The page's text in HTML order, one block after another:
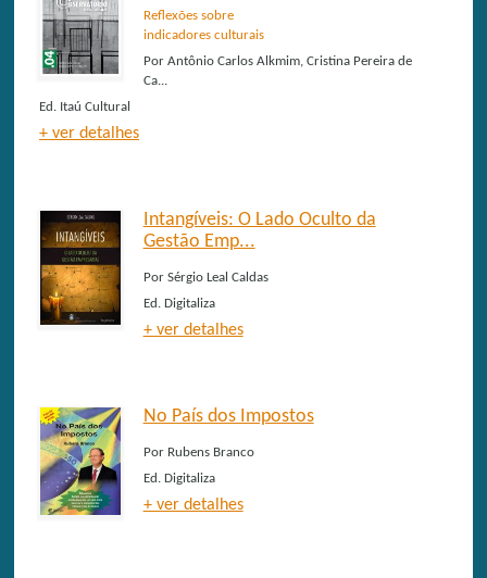
Reflexões sobre
indicadores culturais
PorAntônio Carlos Alkmim, Cristina Pereira de
Ca...
Ed. Itaú Cultural
+ ver detalhes
Intangíveis: O Lado Oculto da
Gestão Emp...
PorSérgio Leal Caldas
Ed.Digitaliza
+ ver detalhes
No País dos Impostos
PorRubens Branco
Ed.Digitaliza
+ ver detalhes